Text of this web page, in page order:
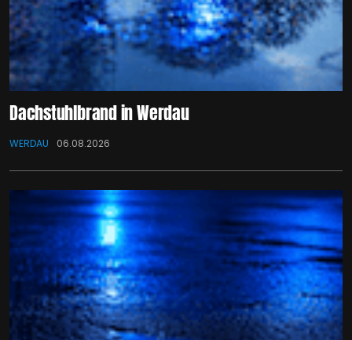
Dachstuhlbrand in Werdau
WERDAU 06.08.2026